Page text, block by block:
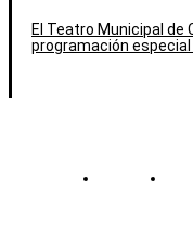
El Teatro Municipal de
programación
Contacto